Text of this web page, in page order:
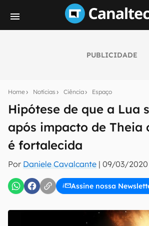
PUBLICIDADE
Home Notícias Ciência Espaço
Hipótese de que a Lua
após impacto de Theia
é fortalecida
Por Daniele Cavalcante | 09/03/2020
Assine nossa
notícias e reviews sobre tecnologia
mão.
E-mail
inscreva-se
Uso e Política de Privacidade do